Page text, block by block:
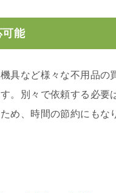
可能
具など様々な不用品
。別々で依頼する必要
め、時間の節約にもな